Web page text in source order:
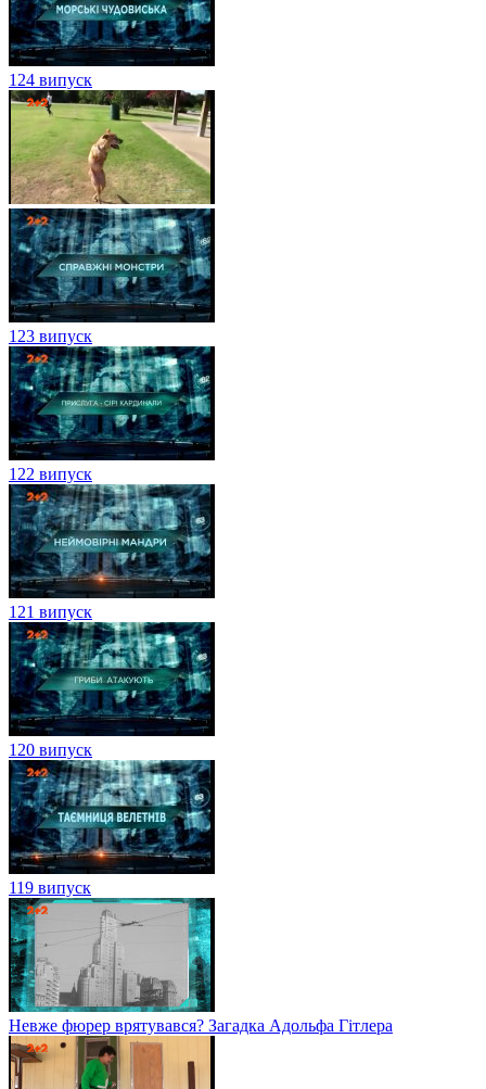
124 випуск
123 випуск
122 випуск
121 випуск
120 випуск
119 випуск
Невже фюрер врятувався? Загадка Адольфа Гітлера